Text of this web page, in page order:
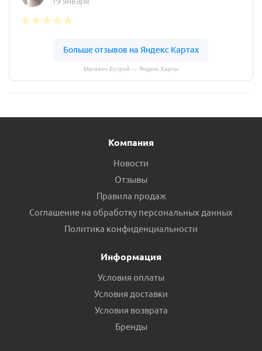
Магазин Естрой — Яндекс.Карты
Компания
Новости
Отзывы
Правила продаж
Соглашение на обработку персональных данных
Политика конфиденциальности
Информация
Условия оплаты
Условия доставки
Условия возврата
Бренды